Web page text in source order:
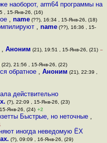
наоборот, arm64 программы на
, 15-Янв-26, (16)
, name(??), 16:34 , 15-Янв-26, (18)
, name(??), 16:36 , 15-
,Аноним (21), 19:51 , 15-Янв-26, (21) –
(22), 21:56 , 15-Янв-26, (22)
обратное , Аноним (21), 22:39 ,
действительно
(?), 22:09 , 15-Янв-26, (23)
Янв-26, (24) +2
Быстрые, но неточные ,
иногда неведомую ЁХ
(?), 09:09 , 16-Янв-26, (29)